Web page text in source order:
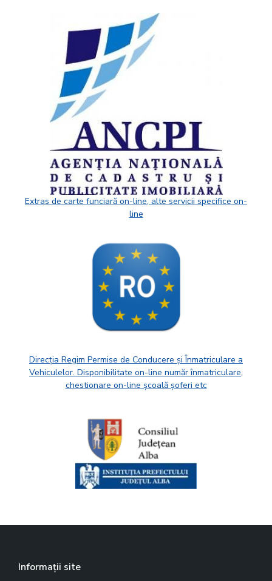
Extras de carte funciară on-line, alte servicii specifice on-
line
Direcția Regim Permise de Conducere și Înmatriculare a
Vehiculelor. Disponibilitate on-line număr înmatriculare,
chestionare on-line școală șoferi etc
Informații site